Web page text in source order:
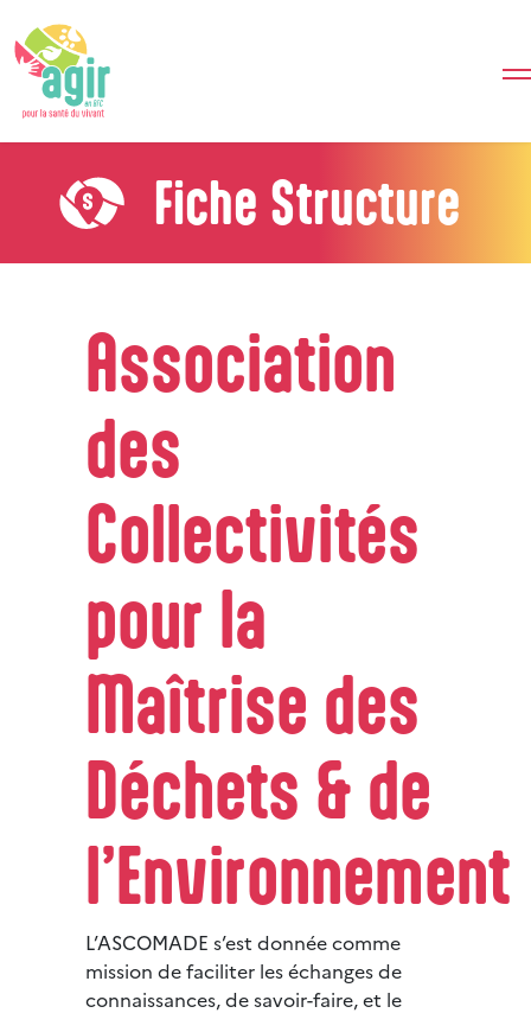
Fiche Structure
Association
des
Collectivités
pour la
Maîtrise des
Déchets & de
l’Environnement
L’ASCOMADE s’est donnée comme
mission de faciliter les échanges de
connaissances, de savoir-faire, et le